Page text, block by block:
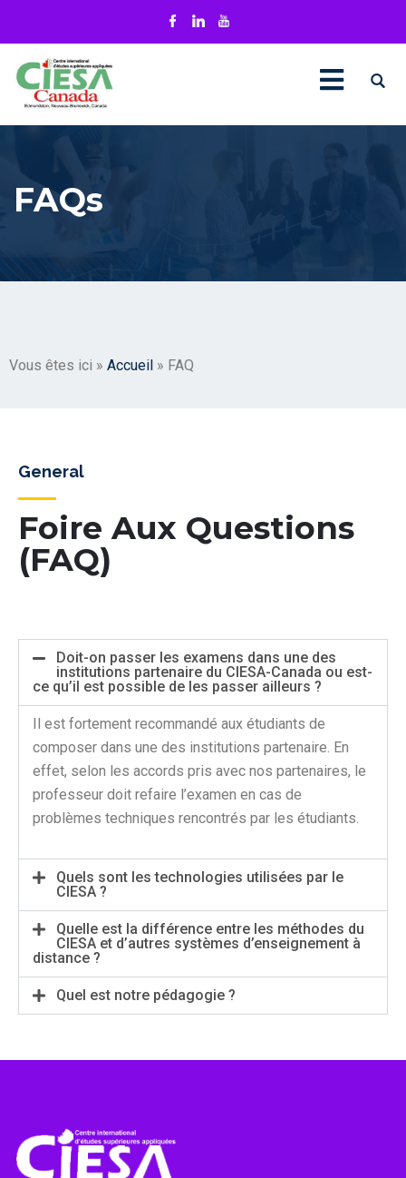
FAQs
Vous êtes ici » Accueil » FAQ
Foire Aux Questions
(FAQ)
General
Doit-on passer les examens dans une des
institutions partenaire du CIESA-Canada ou est-
ce qu’il est possible de les passer ailleurs ?
Il est fortement recommandé aux étudiants de
composer dans une des institutions partenaire. En
effet, selon les accords pris avec nos partenaires, le
professeur doit refaire l’examen en cas de
problèmes techniques rencontrés par les étudiants.
Quels sont les technologies utilisées par le
CIESA ?
Quelle est la différence entre les méthodes du
CIESA et d’autres systèmes d’enseignement à
distance ?
Quel est notre pédagogie ?